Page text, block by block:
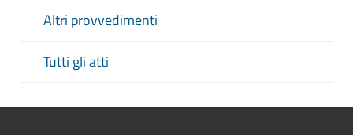
Altri provvedimenti
Tutti gli atti